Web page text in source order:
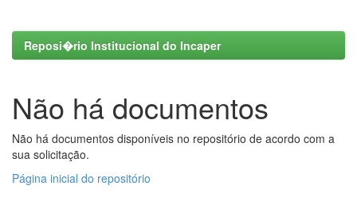
Reposi�rio Institucional do Incaper
Não há documentos
Não há documentos disponíveis no repositório de acordo com a
sua solicitação.
Página inicial do repositório